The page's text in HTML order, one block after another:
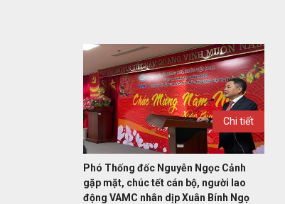
Chi tiết
Phó Thống đốc Nguyễn Ngọc Cảnh
gặp mặt, chúc tết cán bộ, người lao
động VAMC nhân dịp Xuân Bính Ngọ